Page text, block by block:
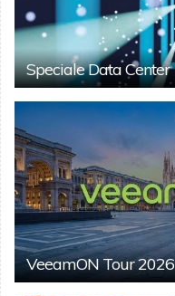
Speciale Data Center
VeeamON Tour 2026